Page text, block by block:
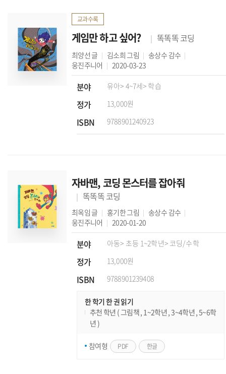
교과수록
게임만 하고 싶어? 똑똑똑 코딩
최양선 글 김소희그림 송상수 감수
웅진주니어
2020-03-23
분야 유아> 4~7세> 학습
정가 13,000원
ISBN 9788901240923
자바맨, 코딩 몬스터를 잡아줘
똑똑똑 코딩
최옥임 글 홍기한그림 송상수 감수
웅진주니어
2020-01-20
분야 아동> 초등 1~2학년> 코딩/수학
정가 13,000원
ISBN 9788901239408
한 학기 한 권 읽기
추천 학년 ( 그림책 , 1~2학년 , 3~4학년 , 5~6학
년 )
참여형 PDF 한글